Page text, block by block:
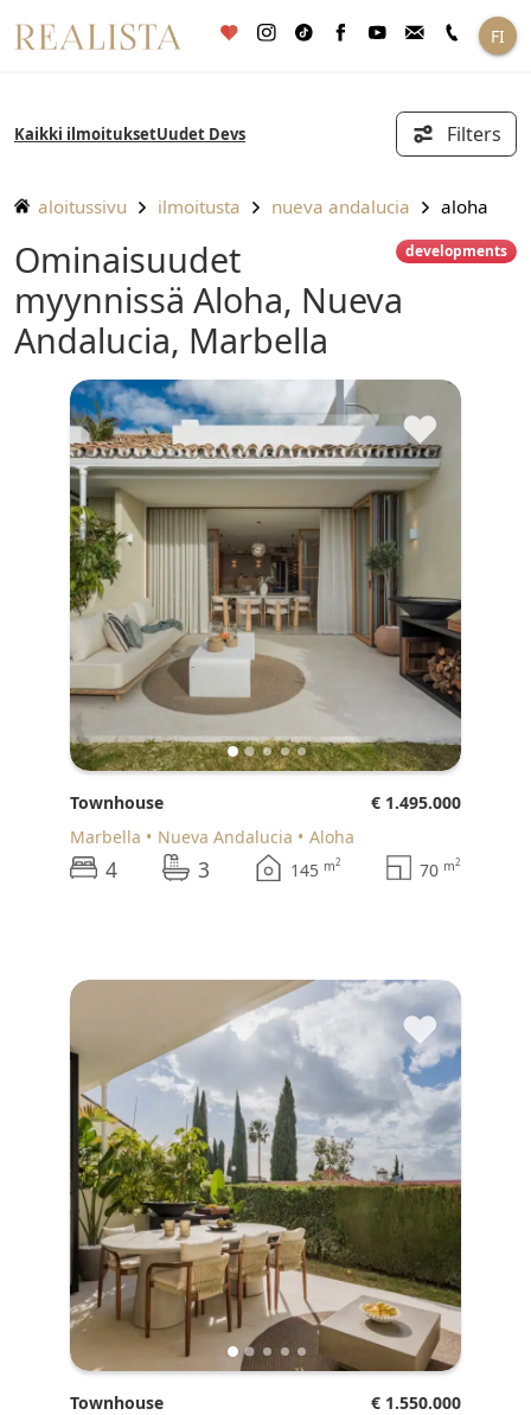
sisältöön
FI
Kaikki ilmoitukset Uudet Devs Filters
aloitussivu ilmoitusta nueva andalucia aloha
developments
Ominaisuudet
myynnissä Aloha, Nueva
Andalucia, Marbella
♥
Townhouse
€ 1.495.000
Marbella
Nueva Andalucia Aloha
4 3 145 m2 70 m2
♥
Townhouse
€ 1.550.000